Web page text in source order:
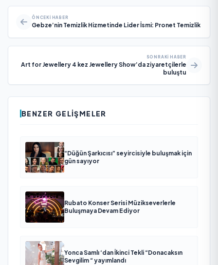
ÖNCEKI HABER
Gebze’nin Temizlik Hizmetinde Lider İsmi: Pronet Temizlik
SONRAKI HABER
Art for Jewellery 4 kez Jewellery Show’da ziyaretçilerle
buluştu
BENZER GELIŞMELER
“Düğün Şarkıcısı” seyircisiyle buluşmak için
gün sayıyor
Rubato Konser Serisi Müzikseverlerle
Buluşmaya Devam Ediyor
Yonca Samlı ‘dan İkinci Tekli “Donacaksın
Sevgilim “ yayımlandı